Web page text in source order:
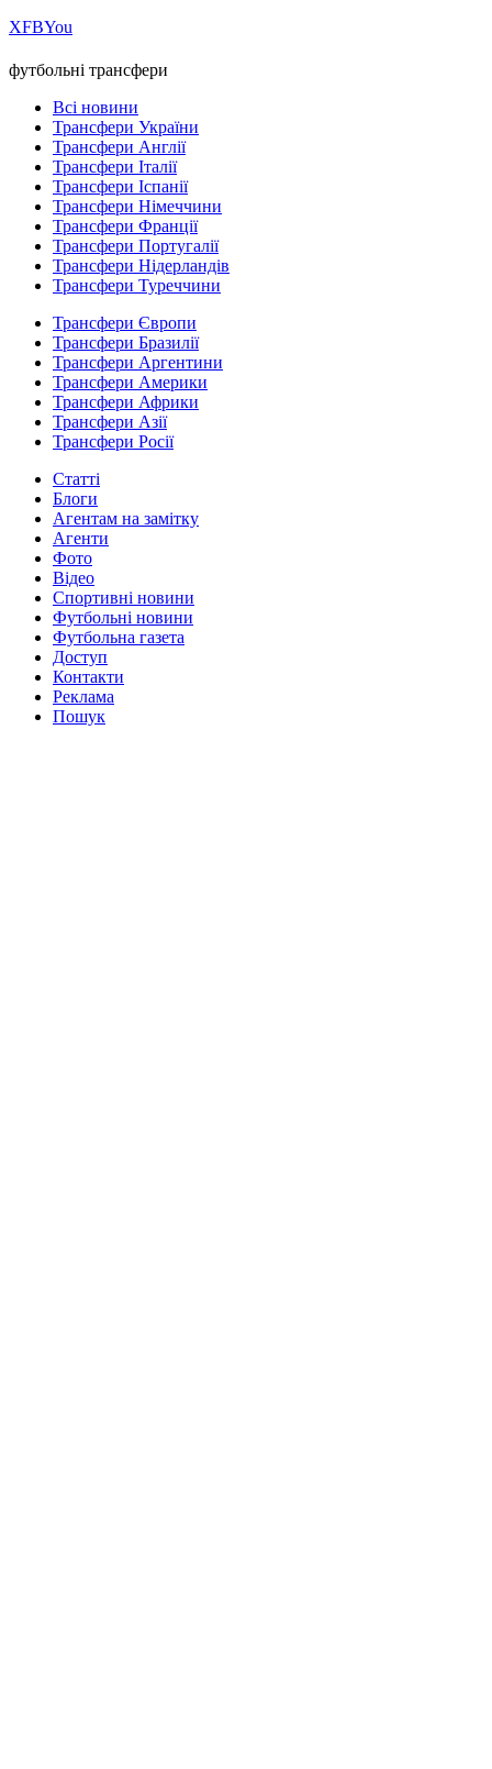
ХFBYou
футбольні трансфери
Всі новини
Трансфери України
Трансфери Англії
Трансфери Італії
Трансфери Іспанії
Трансфери Німеччини
Трансфери Франції
Трансфери Португалії
Трансфери Нідерландів
Трансфери Туреччини
Трансфери Європи
Трансфери Бразилії
Трансфери Аргентини
Трансфери Америки
Трансфери Африки
Трансфери Азії
Трансфери Росії
Статті
Блоги
Агентам на замітку
Агенти
Фото
Відео
Спортивні новини
Футбольні новини
Футбольна газета
Доступ
Контакти
Реклама
Пошук